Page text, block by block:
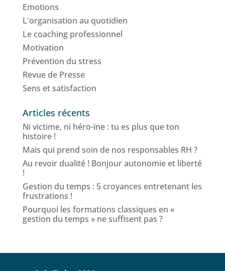
Emotions
L'organisation au quotidien
Le coaching professionnel
Motivation
Prévention du stress
Revue de Presse
Sens et satisfaction
Articles récents
Ni victime, ni héro-ïne : tu es plus que ton
histoire !
Mais qui prend soin de nos responsables RH ?
Au revoir dualité ! Bonjour autonomie et liberté
!
Gestion du temps : 5 croyances entretenant les
frustrations !
Pourquoi les formations classiques en «
gestion du temps » ne suffisent pas ?